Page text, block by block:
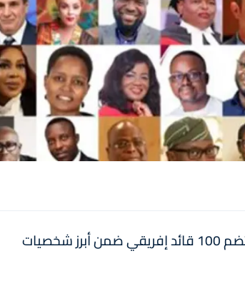
نشرت المجلة النيجيرية "دو نيو إفريقيا (أفريقيا الجديدة) قائمة تضم 100 قائد إفريقي ضمن أبرز شخصيات